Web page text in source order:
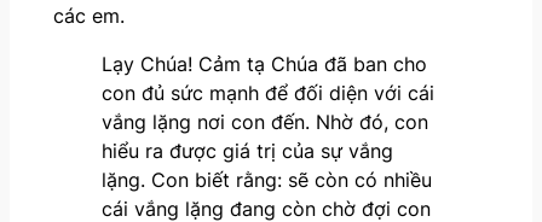
các em.
Lạy Chúa! Cảm tạ Chúa đã ban cho
con đủ sức mạnh để đối diện với cái
vắng lặng nơi con đến. Nhờ đó, con
hiểu ra được giá trị của sự vắng
lặng. Con biết rằng: sẽ còn có nhiều
cái vắng lặng đang còn chờ đợi con